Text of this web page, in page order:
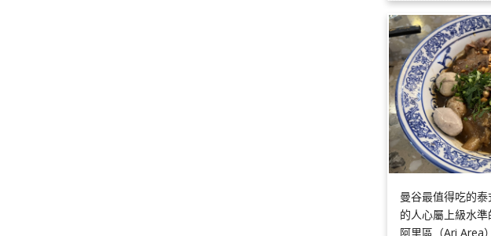
曼谷最值得吃的
的人心屬上級水
阿里區（Ari Area